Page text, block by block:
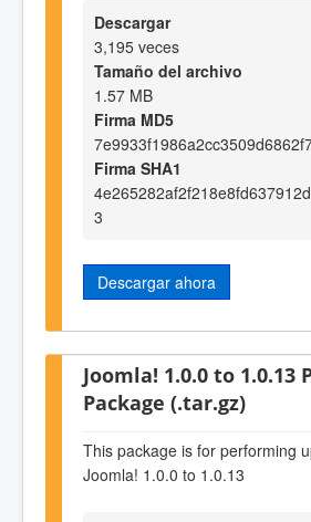
Descargar
3,195 veces
Tamaño del archivo
1.57 MB
Firma MD5
Firma SHA1
3
Descargar ahora
Joomla! 1.0.0 to 1.0.13
Package (.tar.gz)
This package is for performing
Joomla! 1.0.0 to 1.0.13